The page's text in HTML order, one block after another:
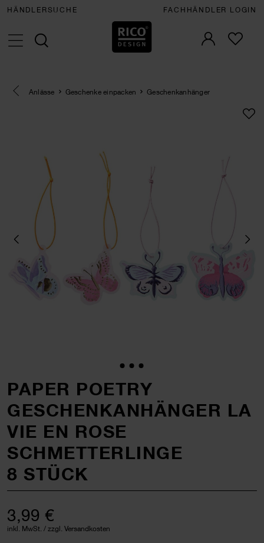
HÄNDLERSUCHE FACHHÄNDLER LOGIN
Eine Kategorie zurück navigieren
Anlässe Geschenke einpacken Geschenkanhänger
PAPER POETRY
GESCHENKANHÄNGER LA
VIE EN ROSE
SCHMETTERLINGE
8 STÜCK
3,99 €
inkl. MwSt. / zzgl. Versandkosten